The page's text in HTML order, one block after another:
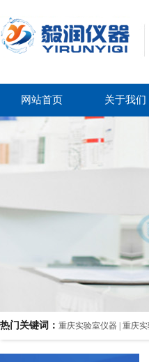
网站首页 关于我们
热门关键词： 重庆实验室仪器 | 重庆